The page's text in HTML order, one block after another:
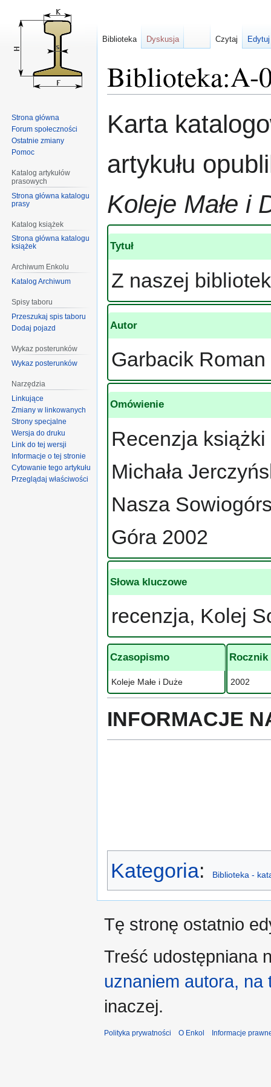
Biblioteka:A-
do
do
Karta
artykułu
Koleje Małe i
Tytuł
Z naszej
Autor
Garbacik Roman
Omówienie
Recenzja
Michała
Nasza
Góra 2002
Słowa kluczowe
recenzja, Kolej
Czasopismo
Koleje Małe i Duże
Rocznik
2002
INFORMACJE
Kategoria: Biblioteka -
Biblioteka Dyskusja Czytaj
Strona główna
Forum społeczności
Ostatnie zmiany
Pomoc
Katalog artykułów
prasowych
Strona główna katalogu
prasy
Katalog książek
Strona główna katalogu
książek
Archiwum Enkolu
Katalog Archiwum
Spisy taboru
Przeszukaj spis taboru
Dodaj pojazd
Wykaz posterunków
Wykaz posterunków
Narzędzia
Linkujące
Zmiany w linkowanych
Strony specjalne
Wersja do druku
Link do tej wersji
Informacje o tej stronie
Cytowanie tego artykułu
Przeglądaj właściwości
Tę stronę ostatnio
Treść udostępniana
uznaniem autora,
inaczej.
Polityka prywatności O Enkol Informacje